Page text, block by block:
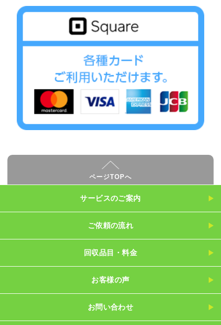
ページTOPへ
サービスのご案内
ご依頼の流れ
回収品目・料金
お客様の声
お問い合わせ